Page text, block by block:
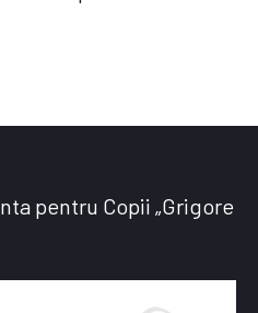
pentru Copii „Grigore